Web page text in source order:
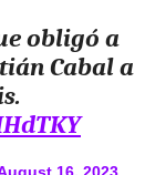
obligó a
Cabal a